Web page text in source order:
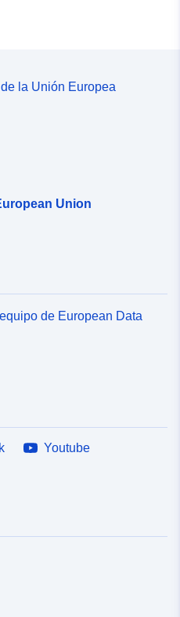
la Unión Europea
Union
de European Data
Youtube